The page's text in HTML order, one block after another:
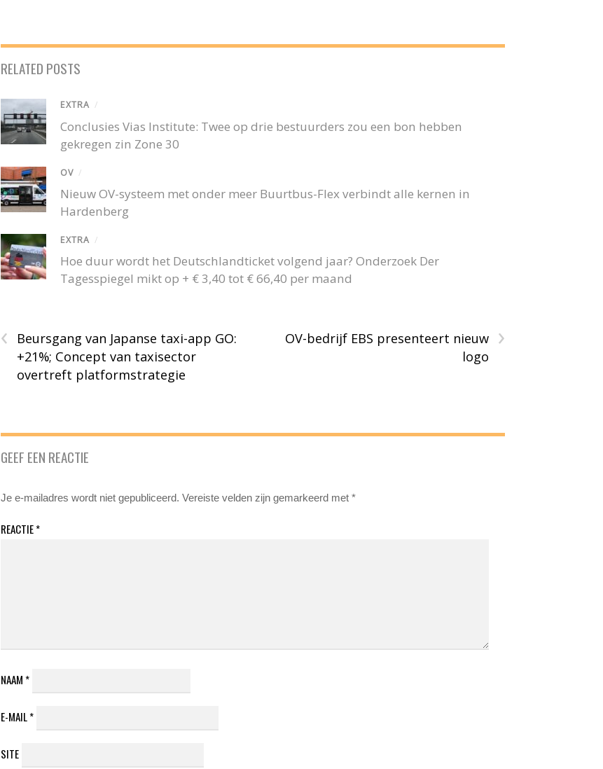
RELATED POSTS
EXTRA /
Conclusies Vias Institute: Twee op drie bestuurders zou een bon hebben
gekregen zin Zone 30
OV /
Nieuw OV-systeem met onder meer Buurtbus-Flex verbindt alle kernen in
Hardenberg
EXTRA /
Hoe duur wordt het Deutschlandticket volgend jaar? Onderzoek Der
Tagesspiegel mikt op + € 3,40 tot € 66,40 per maand
‹
Beursgang van Japanse taxi-app GO:
+21%; Concept van taxisector
overtreft platformstrategie
›
OV-bedrijf EBS presenteert nieuw
logo
GEEF EEN REACTIE
Je e-mailadres wordt niet gepubliceerd. Vereiste velden zijn gemarkeerd met*
REACTIE*
NAAM *
E-MAIL*
SITE